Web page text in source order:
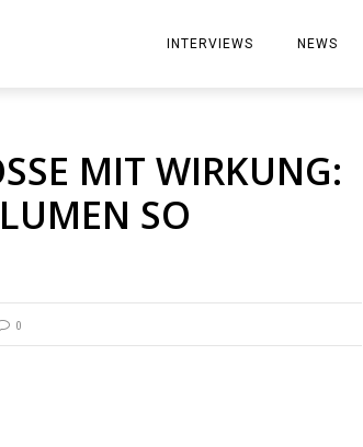
INTERVIEWS NEWS
MIT WIRKUNG: W
SO E
0